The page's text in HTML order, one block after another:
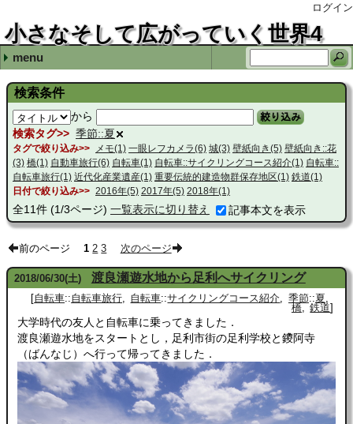
ログイン
小さなそして広がっていく世界4
menu
最近の記事
自作PCケース2号機の写真アップロードを忘れていた
自転車用携帯ポンプを新調した
1年前の事故で壊した自転車リア用キャリアを修理した
趣味の木工．連休はPCケースをCNCルーターで少量生産し
期間空く．2026年の桜（栃木県北部，の一部）
最近のコメント
謹賀新年 Hirosugu HIRAYAMA
謹賀新年 まみ
日光へのサイクリングと地理院地図 Hirosugu HIRAYAMA
メインPCのWindows10化と部品更新 Hirosugu Hirayama
メインPCのWindows10化と部品更新 s-kanou
コンテンツ
私の自転車
ARAYA CX 2010 初期状態
ARAYA CX 2010 改1
ARAYA CX 2010 改2
ARAYA CX 2010 改3
ARAYA DIA 2016 センタースタンド装備型
Raleigh RFT Radford Traditional 2022-2023（ツーリン
Raleigh RFT Radford Traditional 2022-2023（ツーリン
タグ自転車 (31)
自転車旅行 (3)
サイクリングコース紹介 (7)
メモ (5)
壁紙向き (35)
花 (29)
季節 (55)
春 (24)
夏 (11)
秋 (5)
冬 (9)
東京 (3)
鉄道 (9)
展示会 (1)
観光 (5)
那須疎水 (2)
一里塚 (1)
adiary (3)
工作 (4)
家具 (1)
一眼レフカメラ (52)
イベント (2)
自動車旅行 (18)
土木学会選奨土木遺産 (8)
近代化産業遺産 (3)
三枚絵日記 (4)
橋 (6)
パソコン (2)
CentOS7 (1)
城 (6)
重要伝統的建造物群保存地区 (1)
登録有形文化財 (2)
土木遺産 (1)
重要文化財 (1)
世界遺産 (2)
出先から (1)
日本の20世紀遺産 (2)
日本百名城 (2)
(none) (111)
検索条件
から 絞り込み
検索タグ 季節::夏
タグで絞り込み メモ(1) 一眼レフカメラ(6) 城(3) 壁紙向き(5) 壁紙向き::花
(3) 橋(1) 自動車旅行(6) 自転車(1) 自転車::サイクリングコース紹介(1) 自転車::
自転車旅行(1) 近代化産業遺産(1) 重要伝統的建造物群保存地区(1) 鉄道(1)
日付で絞り込み
2016年(5) 2017年(5) 2018年(1)
全11件 (1/3ページ) 一覧表示に切り替え 記事本文を表示
前のページ 1 2 3 次のページ
2018/06/30(土) 渡良瀬遊水地から足利へサイクリング
自転車::自転車旅行 自転車::サイクリングコース紹介 季節::夏
橋
鉄道
大学時代の友人と自転車に乗ってきました．
渡良瀬遊水地をスタートとし，足利市街の足利学校と鑁阿寺
（ばんなじ）へ行って帰ってきました．